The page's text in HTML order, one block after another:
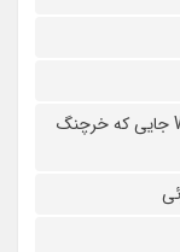
دانلود فیلم Where the Crawdads Sing 2022 جایی که خرچنگ